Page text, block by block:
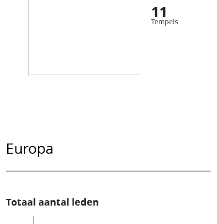
11
Tempels
Europa
Totaal aantal leden